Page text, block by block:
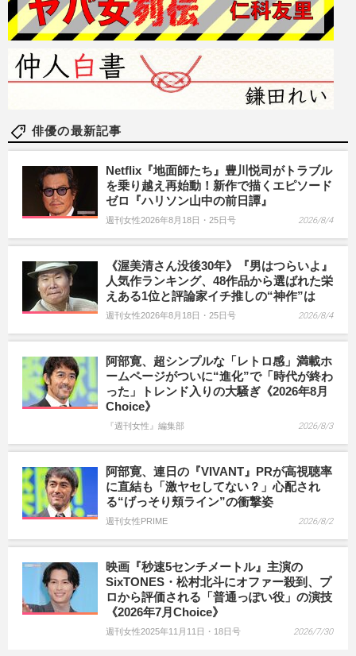
俳優の最新記事
Netflix『地面師たち』豊川悦司がトラブル
を乗り越え再始動！新作で描くエピソード
ゼロ『ハリソン山中の前日譚』
週刊女性2026年8月18日・25日号 2026/8/4
《渥美清さん没後30年》『男はつらいよ』
人気作ランキング、48作品から選ばれた栄
えある1位と評論家イチ推しの“神作”は
週刊女性2026年8月18日・25日号 2026/8/4
阿部寛、超シンプルな「レトロ感」満載ホ
ームページがついに“進化”で「時代が終わ
った」トレンド入りの大騒ぎ《2026年8月
Choice》
『週刊女性』編集部 2026/8/3
阿部寛、連日の『VIVANT』PRが高視聴率
に直結も「激ヤセしてない？」心配され
る“げっそり頬ライン”の衝撃姿
週刊女性PRIME 2026/8/2
映画『秒速5センチメートル』主演の
SixTONES・松村北斗にオファー殺到、プ
ロから評価される「普通っぽい役」の演技
《2026年7月Choice》
週刊女性2025年11月11日・18日号 2026/7/30